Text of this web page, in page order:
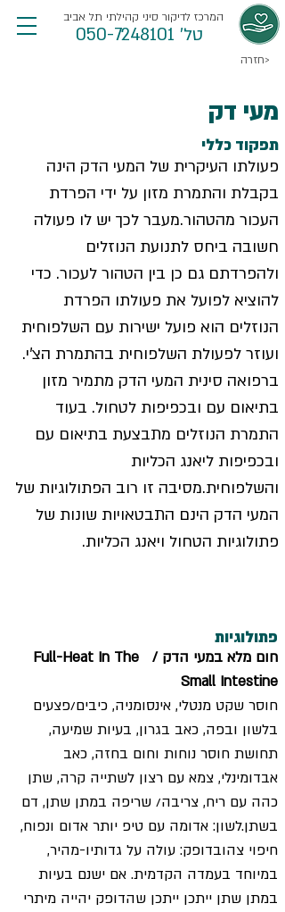
טל' 050-7248101
המרכז לדיקור סיני קהילתי תל אביב
חזרה>
מעי דק
תפקוד כללי
פעולתו העיקרית של המעי הדק הינה
בקבלת והתמרת מזון על ידי הפרדת
העכור מהטהור.מעבר לכך יש לו פעולה
חשובה ביחס לתנועת הנוזלים
ולהפרדתם גם כן בין הטהור לעכור. כדי
להוציא לפועל את פעולתו הפרדת
הנוזלים הוא פועל ישירות עם השלפוחית
ועוזר לפעולת השלפוחית בהתמרת הצ'י.
ברפואה סינית המעי הדק מתמיר מזון
בתיאום עם ובכפיפות לטחול. בעוד
התמרת הנוזלים מתבצעת בתיאום עם
ובכפיפות ליאנג הכליות
והשלפוחית.מסיבה זו רוב הפתולוגיות של
המעי הדק הינם התבטאויות שונות של
פתולוגיות הטחול ויאנג הכליות.
פתולוגיות
חום מלא במעי הדק /  Full-Heat In The
Small Intestine
חוסר שקט מנטלי, אינסומניה, כיבים/פצעים
בלשון ובפה, כאב בגרון, בעיות שמיעה,
תחושת חוסר נוחות וחום בחזה, כאב
אבדומינלי, צמא עם רצון לשתייה קרה, שתן
כהה עם ריח, צריבה/ שריפה במתן שתן, דם
בשתן.לשון: אדומה עם טיפ יותר אדום ונפוח,
חיפוי צהובדופק: עולה על גדותיו-מהיר,
במיוחד בעמדה הקדמית. אם ישנם בעיות
במתן שתן ייתכן ייתכן שהדופק יהייה מיתרי